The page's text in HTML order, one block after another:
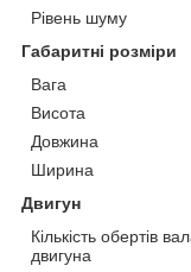
Рівень шуму
Габаритні розміри
Вага
Висота
Довжина
Ширина
Двигун
Кількість обертів
двигуна